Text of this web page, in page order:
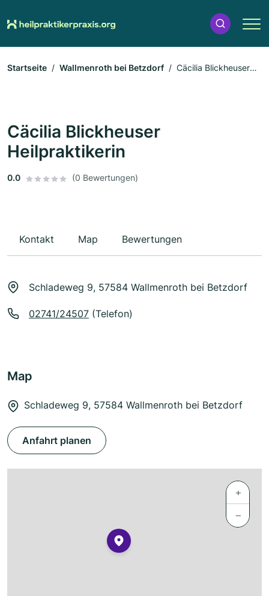
Startseite Wallmenroth bei Betzdorf
Cäcilia Blickheuser
Cäcilia Blickheuser
Heilpraktikerin
0.0 (0 Bewertungen)
Kontakt Map Bewertungen
Schladeweg 9, 57584 Wallmenroth bei Betzdorf
02741/24507 (Telefon)
Map
Schladeweg 9, 57584 Wallmenroth bei Betzdorf
Anfahrt planen
+
−